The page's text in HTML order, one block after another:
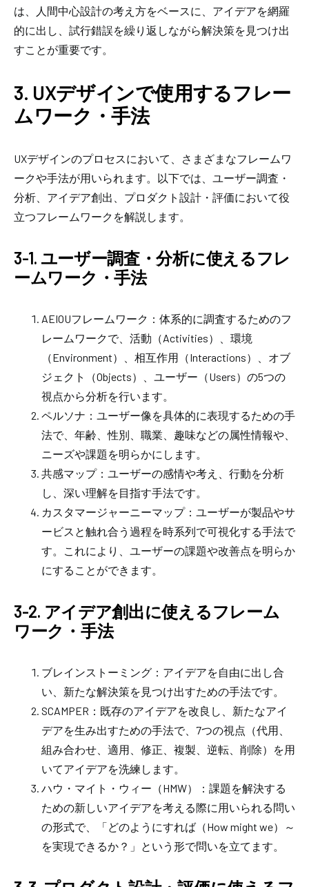
は、人間中心設計の考え方をベースに、アイデアを網羅
的に出し、試行錯誤を繰り返しながら解決策を見つけ出
すことが重要です。
3. UXデザインで使用するフレー
ムワーク・手法
UXデザインのプロセスにおいて、さまざまなフレームワ
ークや手法が用いられます。以下では、ユーザー調査・
分析、アイデア創出、プロダクト設計・評価において役
立つフレームワークを解説します。
3-1. ユーザー調査・分析に使えるフレ
ームワーク・手法
AEIOUフレームワーク：体系的に調査するためのフ
レームワークで、活動（Activities）、環境
（Environment）、相互作用（Interactions）、オブ
ジェクト（Objects）、ユーザー（Users）の5つの
視点から分析を行います。
ペルソナ：ユーザー像を具体的に表現するための手
法で、年齢、性別、職業、趣味などの属性情報や、
ニーズや課題を明らかにします。
共感マップ：ユーザーの感情や考え、行動を分析
し、深い理解を目指す手法です。
カスタマージャーニーマップ：ユーザーが製品やサ
ービスと触れ合う過程を時系列で可視化する手法で
す。これにより、ユーザーの課題や改善点を明らか
にすることができます。
3-2. アイデア創出に使えるフレーム
ワーク・手法
ブレインストーミング：アイデアを自由に出し合
い、新たな解決策を見つけ出すための手法です。
SCAMPER：既存のアイデアを改良し、新たなアイ
デアを生み出すための手法で、7つの視点（代用、
組み合わせ、適用、修正、複製、逆転、削除）を用
いてアイデアを洗練します。
ハウ・マイト・ウィー（HMW）：課題を解決する
ための新しいアイデアを考える際に用いられる問い
の形式で、「どのようにすれば（How might we）～
を実現できるか？」という形で問いを立てます。